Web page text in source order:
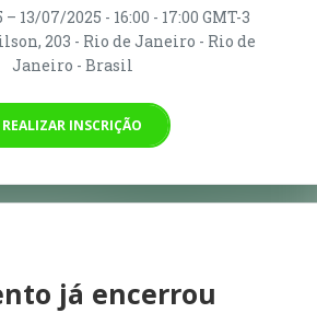
– 13/07/2025 - 16:00 - 17:00 GMT-3
203 - Rio de Janeiro - Rio de
Janeiro - Brasil
REALIZAR INSCRIÇÃO
já encerrou